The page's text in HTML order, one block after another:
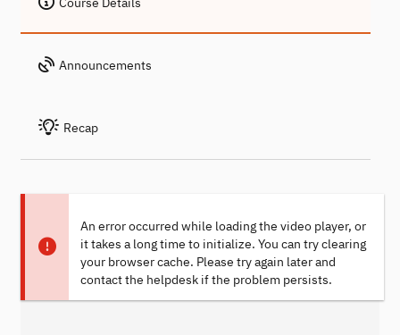
Announcements
Recap
An error occurred while loading the video player, or
it takes a long time to initialize. You can try clearing
your browser cache. Please try again later and
contact the helpdesk if the problem persists.